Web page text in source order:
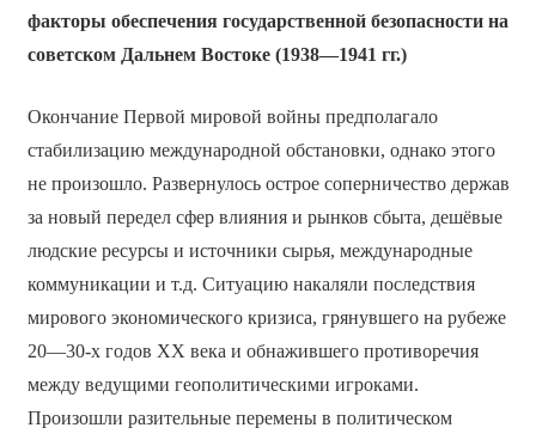
факторы обеспечения государственной безопасности на
советском Дальнем Востоке (1938—1941 гг.)
Окончание Первой мировой войны предполагало
стабилизацию международной обстановки, однако этого
не произошло. Развернулось острое соперничество держав
за новый передел сфер влияния и рынков сбыта, дешёвые
людские ресурсы и источники сырья, международные
коммуникации и т.д. Ситуацию накаляли последствия
мирового экономического кризиса, грянувшего на рубеже
20—30-х годов ХХ века и обнажившего противоречия
между ведущими геополитическими игроками.
Произошли разительные перемены в политическом